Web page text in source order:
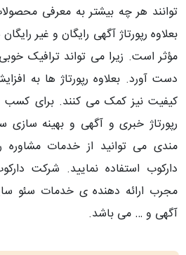
توانند هر چه بیشتر به معرفی
بعلاوه رپورتاژ آگهی رایگان و غیر
مؤثر است. زیرا می تواند ترافیک
دست آورد. بعلاوه رپورتاژ ها به
کیفیت نیز کمک می کنند. برای
رپورتاژ خبری و آگهی و بهینه
مندی می توانید از خدمات
دارکوب استفاده نمایید. شرکت
مجرب ارائه دهنده ی خدمات سئو
آگهی و … می باشد.